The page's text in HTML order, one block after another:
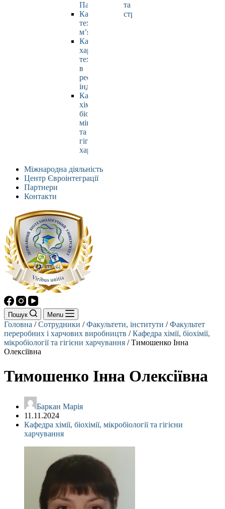
Павлюк
Кафедра
технології
м’яса
Кафедра
харчових
технологій
в
ресторанній
індустрії
Кафедра
хімії,
біохімії,
мікробіології
та
гігієни
харчування
та
страхування
Міжнародна діяльність
Центр Євроінтеграції
Партнери
Контакти
Пошук Menu
Головна /Сотрудники /Факультети, інститути /Факультет
переробних і харчових виробництв /Кафедра хімії, біохімії,
мікробіології та гігієни харчування /Тимошенко Інна
Олексіївна
Тимошенко Інна Олексіївна
Баркан Марія
11.11.2024
Кафедра хімії, біохімії, мікробіології та гігієни
харчування